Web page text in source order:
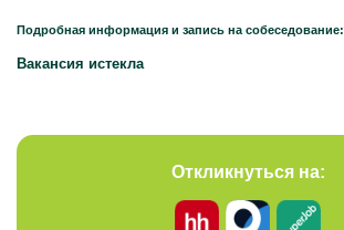
Подробная информация и запись на собеседование:
Вакансия истекла
Откликнуться на: